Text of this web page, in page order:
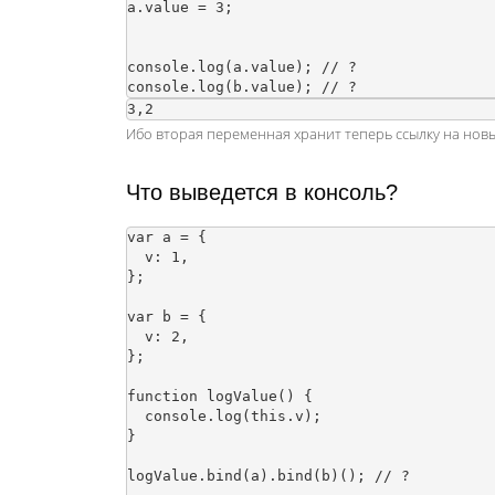
a.value = 3;
console.log(a.value); // ?
Ибо вторая переменная хранит теперь ссылку на
Что выведется в консоль?
var a = {
};
var b = {
};
function logValue() {
}
logValue.bind(a).bind(b)(); // ?